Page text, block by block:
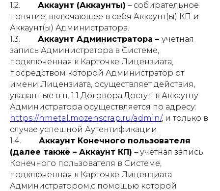
1.2. Аккаунт (Аккаунты) – собирательное
понятие, включающее в себя Аккаунт(ы) КП и
Аккаунт(ы) Администратора.
1.3. Аккаунт Администратора – учетная
запись Администратора в Системе,
подключенная к Карточке Лицензиата,
посредством которой Администратор от
имени Лицензиата, осуществляет действия,
указанные в п. 1.1 Договора.Доступ к Аккаунту
Администратора осуществляется по адресу:
https://hmetal.mozenscrap.ru/admin/, и только в
случае успешной Аутентификации.
1.4. Аккаунт Конечного пользователя
(далее также – Аккаунт КП) – учетная запись
Конечного пользователя в Системе,
подключенная к Карточке Лицензиата
Администратором,с помощью которой